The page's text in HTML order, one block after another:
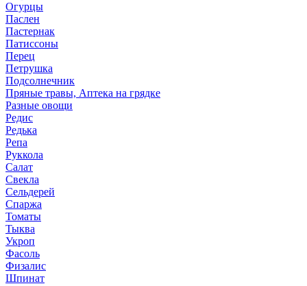
Огурцы
Паслен
Пастернак
Патиссоны
Перец
Петрушка
Подсолнечник
Пряные травы, Аптека на грядке
Разные овощи
Редис
Редька
Репа
Руккола
Салат
Свекла
Сельдерей
Спаржа
Томаты
Тыква
Укроп
Фасоль
Физалис
Шпинат